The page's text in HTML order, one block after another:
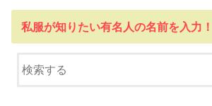
私服が知りたい有名人の名前を入力！